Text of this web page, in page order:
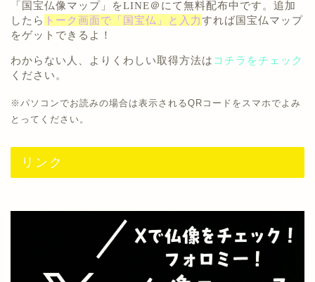
「国宝仏像マップ 」をLINE＠にて無料配布中 です。追加
したら トーク画面で「国宝仏」と入力すれば国宝仏マップ
をゲットできるよ！
わからない人、よりくわしい取得方法は コチラをチェック
ください。
※パソコンでお読みの場合は表示されるQRコードをスマホでよみ
とってください。
リンク